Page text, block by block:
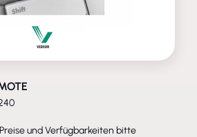
und Verfügbarkeiten bitte